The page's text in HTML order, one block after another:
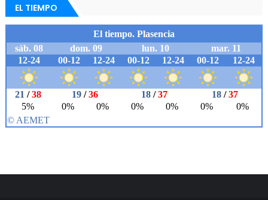
EL TIEMPO